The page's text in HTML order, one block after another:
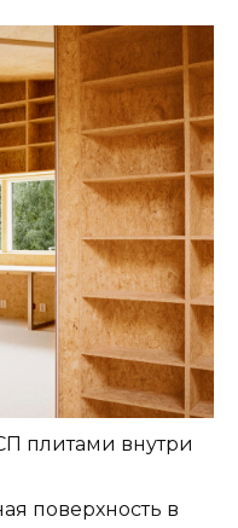
плитами внутри
поверхность в